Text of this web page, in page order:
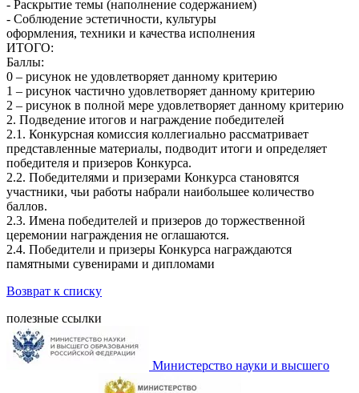
- Раскрытие темы (наполнение содержанием)
- Соблюдение эстетичности, культуры
оформления, техники и качества исполнения
ИТОГО:
Баллы:
0 – рисунок не удовлетворяет данному критерию
1 – рисунок частично удовлетворяет данному критерию
2 – рисунок в полной мере удовлетворяет данному критерию
2. Подведение итогов и награждение победителей
2.1. Конкурсная комиссия коллегиально рассматривает
представленные материалы, подводит итоги и определяет
победителя и призеров Конкурса.
2.2. Победителями и призерами Конкурса становятся
участники, чьи работы набрали наибольшее количество
баллов.
2.3. Имена победителей и призеров до торжественной
церемонии награждения не оглашаются.
2.4. Победители и призеры Конкурса награждаются
памятными сувенирами и дипломами
Возврат к списку
полезные ссылки
Министерство науки и высшего